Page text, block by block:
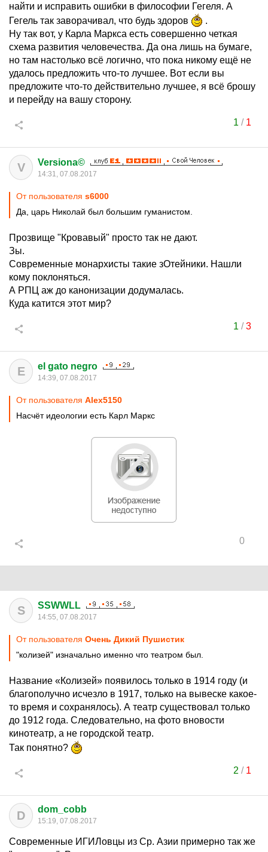
найти и исправить ошибки в философии Гегеля. А
Гегель так заворачивал, что будь здоров
.
Ну так вот, у Карла Маркса есть совершенно четкая
схема развития человечества. Да она лишь на бумаге,
но там настолько всё логично, что пока никому ещё не
удалось предложить что-то лучшее. Вот если вы
предложите что-то действительно лучшее, я всё брошу
и перейду на вашу сторону.
1 / 1
V Versiona©
14:31, 07.08.2017
От пользователя s6000
Да, царь Николай был большим гуманистом.
Прозвище "Кровавый" просто так не дают.
Зы.
Современные монархисты такие зОтейники. Нашли
кому поклоняться.
А РПЦ аж до канонизации додумалась.
Куда катится этот мир?
1 /3
E el gato negro
14:39, 07.08.2017
От пользователя Alex5150
Насчёт идеологии есть Карл Маркс
0
S SSWWLL
14:55, 07.08.2017
От пользователя Очень Дикий Пушистик
"колизей" изначально именно что театром был.
Название «Колизей» появилось только в 1914 году (и
благополучно исчезло в 1917, только на вывеске какое-
то время и сохранялось). А театр существовал только
до 1912 года. Следовательно, на фото вновости
кинотеатр, а не городской театр.
Так понятно?
2 / 1
D dom_cobb
15:19, 07.08.2017
Современные ИГИЛовцы из Ср. Азии примерно так же